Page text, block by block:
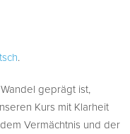
.
geprägt ist,
Kurs mit Klarheit
Vermächtnis und der